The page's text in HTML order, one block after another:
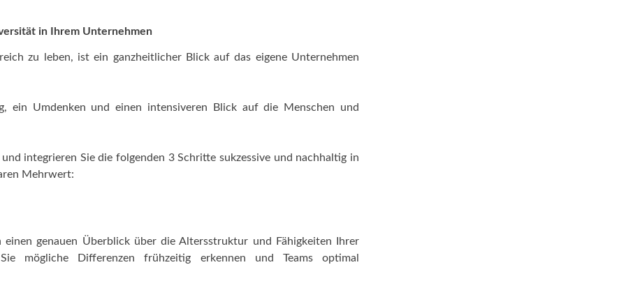
in Ihrem Unternehmen
zu leben, ist ein ganzheitlicher Blick auf das eigene Unternehmen
ein Umdenken und einen intensiveren Blick auf die Menschen und
integrieren Sie die folgenden 3 Schritte sukzessive und nachhaltig in
Mehrwert:
einen genauen Überblick über die Altersstruktur und Fähigkeiten Ihrer
mögliche Differenzen frühzeitig erkennen und Teams optimal